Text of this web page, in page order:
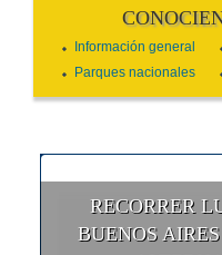
Información general
Parques nacionales
RECORRER
BUENOS